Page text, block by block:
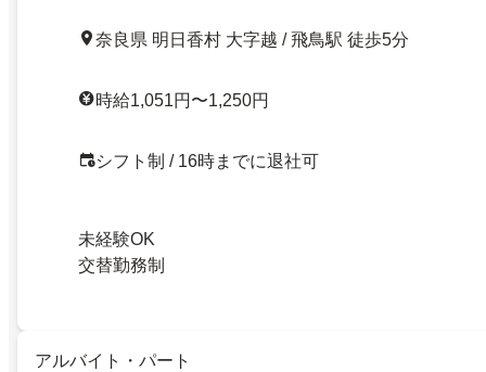
奈良県 明日香村 大字越 / 飛鳥駅 徒歩5分
時給1,051円〜1,250円
シフト制 / 16時までに退社可
未経験OK
交替勤務制
アルバイト・パート